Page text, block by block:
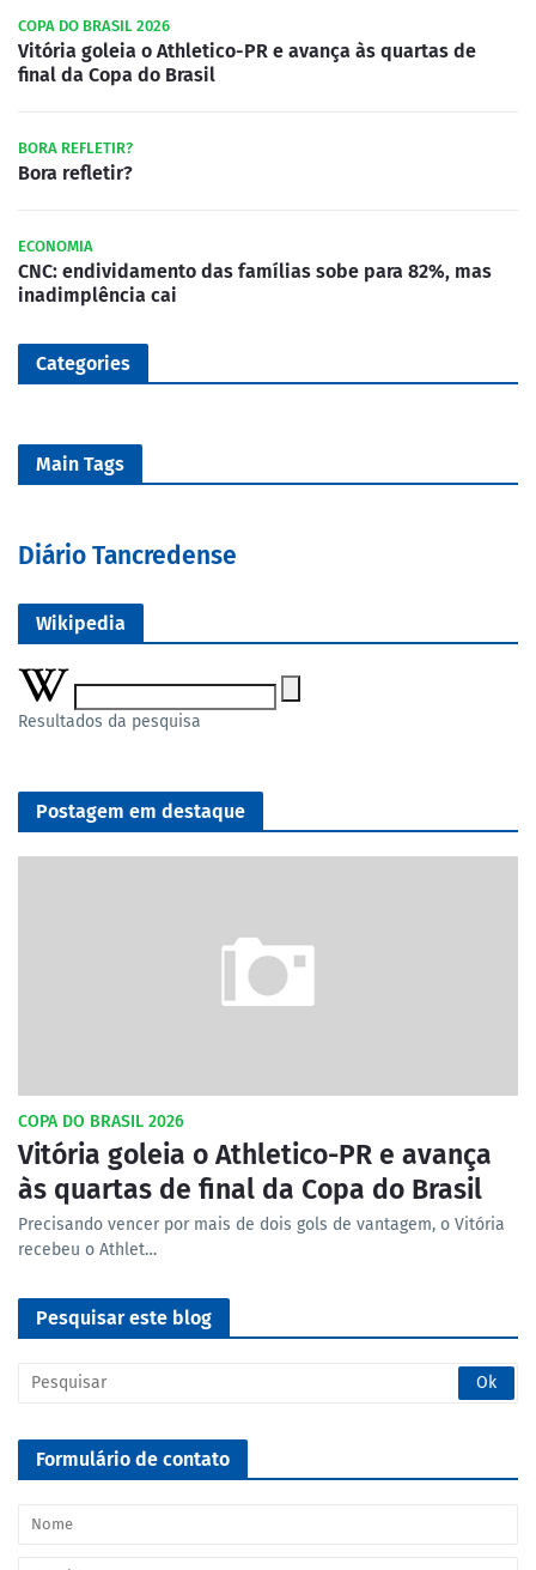
COPA DO BRASIL 2026
Vitória goleia o Athletico-PR e avança às quartas de
final da Copa do Brasil
BORA REFLETIR?
Bora refletir?
ECONOMIA
CNC: endividamento das famílias sobe para 82%, mas
inadimplência cai
Categories
Main Tags
Diário Tancredense
Wikipedia
Resultados da pesquisa
Postagem em destaque
COPA DO BRASIL 2026
Vitória goleia o Athletico-PR e avança
às quartas de final da Copa do Brasil
Precisando vencer por mais de dois gols de vantagem, o Vitória
recebeu o Athlet…
Pesquisar este blog
Formulário de contato